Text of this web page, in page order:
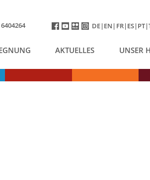
DE EN FR ES PT
AKTUELLES UNSER